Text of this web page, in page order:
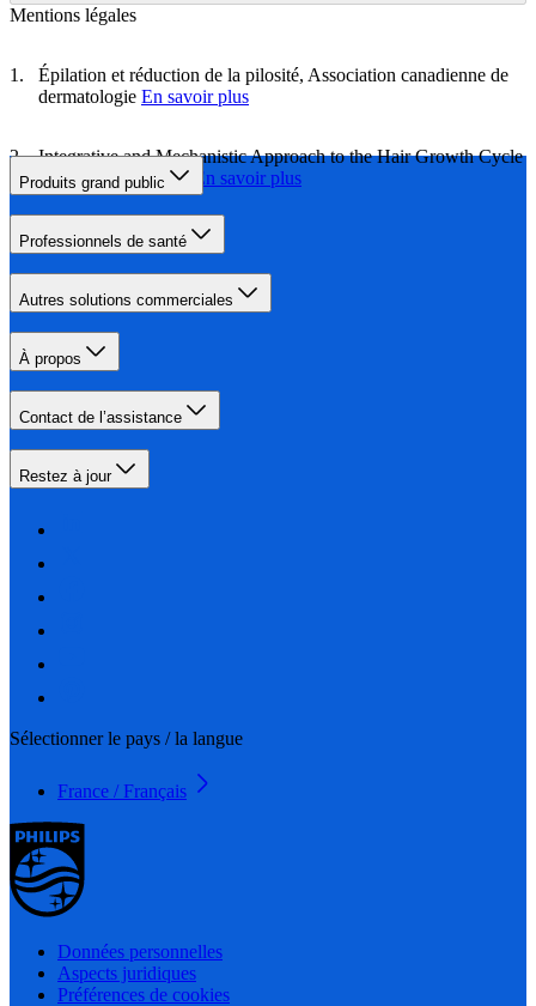
Mentions légales
Épilation et réduction de la pilosité, Association canadienne de
dermatologie En savoir plus
Integrative and Mechanistic Approach to the Hair Growth Cycle
and Hair Loss, NIH
En savoir plus
Produits grand public
Professionnels de santé
Autres solutions commerciales
À propos
Contact de l’assistance
Restez à jour
Sélectionner le pays / la langue
France / Français
Données personnelles
Aspects juridiques
Préférences de cookies